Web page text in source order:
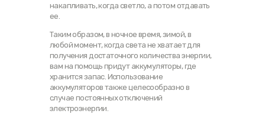
накапливать, когда светло, а потом отдавать
ее.
Таким образом, в ночное время, зимой, в
любой момент, когда света не хватает для
получения достаточного количества энергии,
вам на помощь придут аккумуляторы, где
хранится запас. Использование
аккумуляторов также целесообразно в
случае постоянных отключений
электроэнергии.